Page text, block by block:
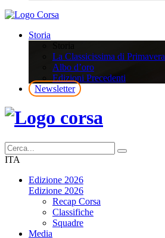
Storia
La Classicissima di Primavera
Albo d’oro
Edizioni Precedenti
Newsletter
ITA
Edizione 2026
Edizione 2026
Recap Corsa
Classifiche
Squadre
Media